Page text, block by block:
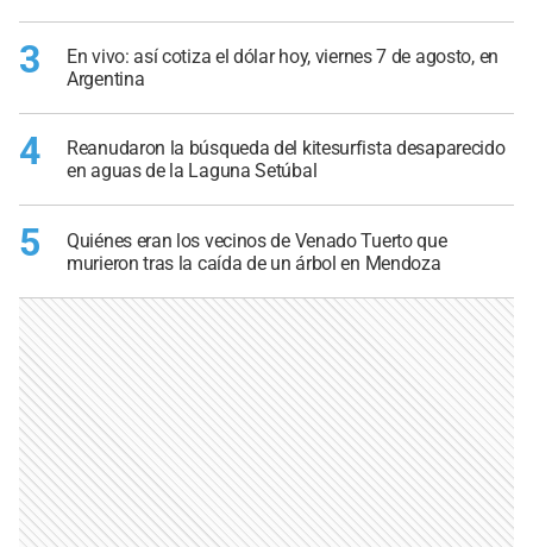
3
En vivo: así cotiza el dólar hoy, viernes 7 de agosto, en
Argentina
4
Reanudaron la búsqueda del kitesurfista desaparecido
en aguas de la Laguna Setúbal
5
Quiénes eran los vecinos de Venado Tuerto que
murieron tras la caída de un árbol en Mendoza